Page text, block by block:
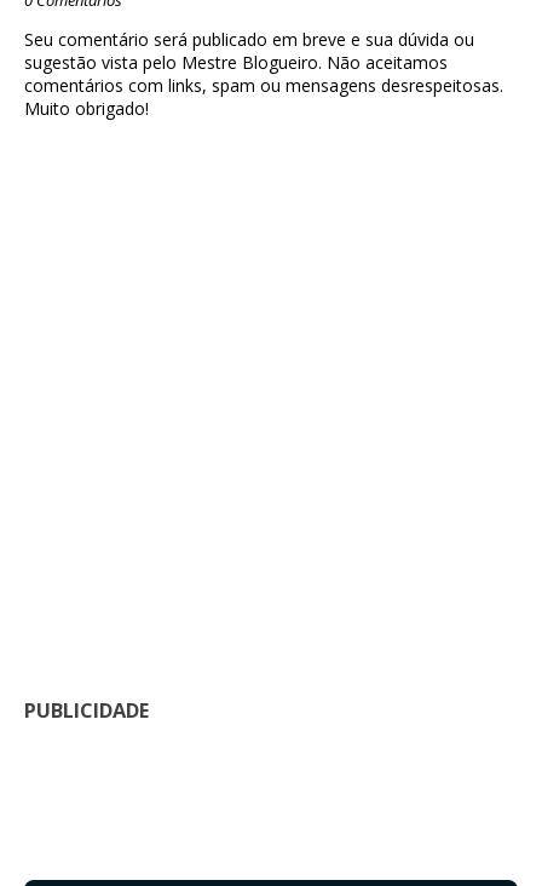
Seu comentário será publicado em breve e sua dúvida ou
sugestão vista pelo Mestre Blogueiro. Não aceitamos
comentários com links, spam ou mensagens desrespeitosas.
Muito obrigado!
PUBLICIDADE